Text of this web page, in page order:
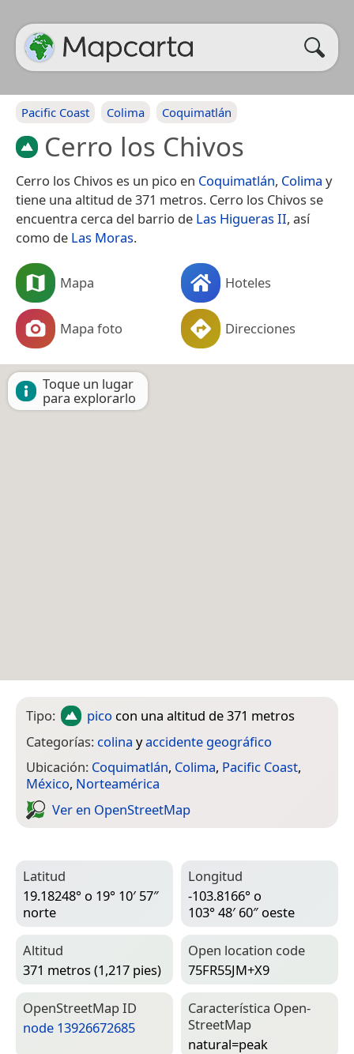
Pacific Coast Colima Coquimatlán
Cerro los Chivos
Cerro los Chivos es un pico en Coquimatlán, Colima y
tiene una altitud de 371 metros. Cerro los Chivos se
encuentra cerca del barrio de Las Higueras II, así
como de Las Moras.
Mapa Hoteles
Mapa foto Direcciones
Toque un lugar
para explorarlo
Tipo: pico con una altitud de 371 metros
Categorías: colina yaccidente geográfico
Ubicación: Coquimatlán, Colima, Pacific Coast,
México, Norteamérica
Ver en Open­Street­Map
Latitud
19.18248° o 19° 10′ 57″
norte
Longitud
-103.8166° o
103° 48′ 60″ oeste
Altitud
371 metros (1,217 pies)
Open location code
75FR55JM+X9
Open­Street­Map ID
node 13926672685
Característica Open­
Street­Map
natural=­peak